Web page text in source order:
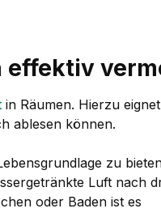
effektiv
in Räumen. Hierzu
ablesen können.
zu
Luft nach
oder Baden ist es